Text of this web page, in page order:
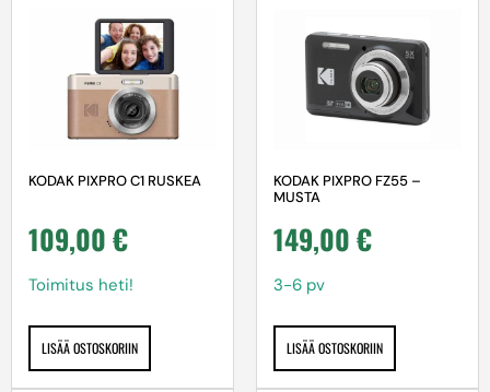
KODAK PIXPRO C1 RUSKEA
109,00€
Toimitus heti!
LISÄÄ OSTOSKORIIN
KODAK PIXPRO FZ55 –
MUSTA
149,00€
3-6 pv
LISÄÄ OSTOSKORIIN